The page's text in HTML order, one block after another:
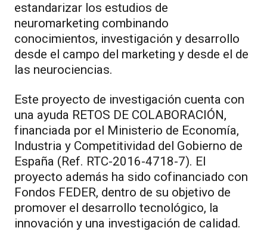
estandarizar los estudios de
neuromarketing combinando
conocimientos, investigación y desarrollo
desde el campo del marketing y desde el de
las neurociencias.
Este proyecto de investigación cuenta con
una ayuda RETOS DE COLABORACIÓN,
financiada por el Ministerio de Economía,
Industria y Competitividad del Gobierno de
España (Ref. RTC-2016-4718-7). El
proyecto además ha sido cofinanciado con
Fondos FEDER, dentro de su objetivo de
promover el desarrollo tecnológico, la
innovación y una investigación de calidad.